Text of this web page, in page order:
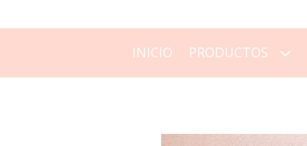
INICIO PRODUCTOS